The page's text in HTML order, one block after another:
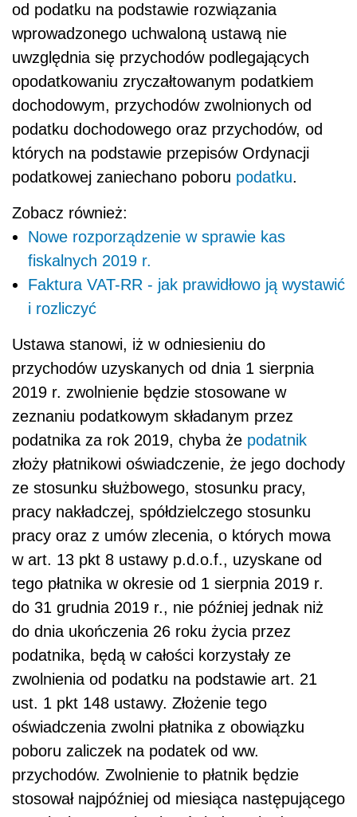
od podatku na podstawie rozwiązania
wprowadzonego uchwaloną ustawą nie
uwzględnia się przychodów podlegających
opodatkowaniu zryczałtowanym podatkiem
dochodowym, przychodów zwolnionych od
podatku dochodowego oraz przychodów, od
których na podstawie przepisów Ordynacji
podatkowej zaniechano poboru podatku.
Zobacz również:
Nowe rozporządzenie w sprawie kas
fiskalnych 2019 r.
Faktura VAT-RR - jak prawidłowo ją wystawić
i rozliczyć
Ustawa stanowi, iż w odniesieniu do
przychodów uzyskanych od dnia 1 sierpnia
2019 r. zwolnienie będzie stosowane w
zeznaniu podatkowym składanym przez
podatnika za rok 2019, chyba że podatnik
złoży płatnikowi oświadczenie, że jego dochody
ze stosunku służbowego, stosunku pracy,
pracy nakładczej, spółdzielczego stosunku
pracy oraz z umów zlecenia, o których mowa
w art. 13 pkt 8 ustawy p.d.o.f., uzyskane od
tego płatnika w okresie od 1 sierpnia 2019 r.
do 31 grudnia 2019 r., nie później jednak niż
do dnia ukończenia 26 roku życia przez
podatnika, będą w całości korzystały ze
zwolnienia od podatku na podstawie art. 21
ust. 1 pkt 148 ustawy. Złożenie tego
oświadczenia zwolni płatnika z obowiązku
poboru zaliczek na podatek od ww.
przychodów. Zwolnienie to płatnik będzie
stosował najpóźniej od miesiąca następującego